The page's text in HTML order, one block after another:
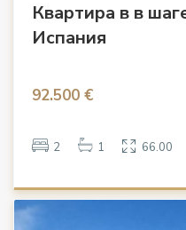
Квартира в в
Испания
92.500 €
2 1 66.00